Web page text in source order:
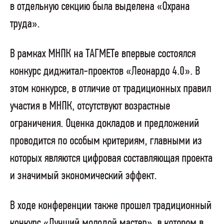
в отдельную секцию была выделена «Охрана
труда».
В рамках МНПК на ТАГМЕТе впервые состоялся
конкурс диджитал-проектов «Леонардо 4.0». В
этом конкурсе, в отличие от традиционных правил
участия в МНПК, отсутствуют возрастные
ограничения. Оценка докладов и предложений
проводится по особым критериям, главными из
которых являются цифровая составляющая проекта
и значимый экономический эффект.
В ходе конференции также прошел традиционный